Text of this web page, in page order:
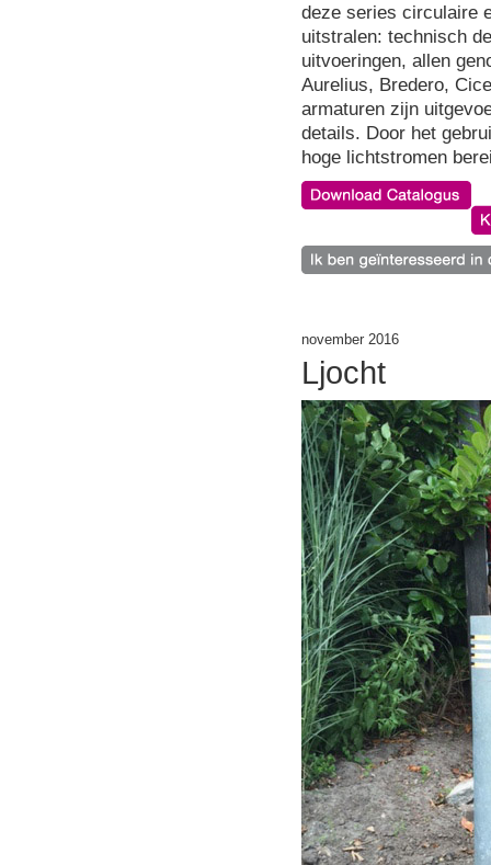
deze series circulaire
uitstralen: technisch
uitvoeringen, allen
Aurelius, Bredero,
armaturen zijn
details. Door het
hoge lichtstromen
november 2016
Ljocht